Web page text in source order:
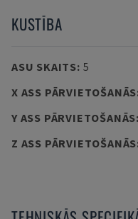
KUSTĪBA
ASU SKAITS: 5
X ASS PĀRVIETOŠANĀS
Y ASS PĀRVIETOŠANĀS:
Z ASS PĀRVIETOŠANĀS